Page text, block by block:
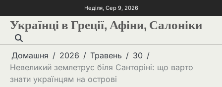
Неділя, Сер 9, 2026
Українці в Греції, Афіни, Салоніки
Домашня 2026 Травень
30
Невеликий землетрус біля Санторіні: що варто
знати українцям на острові